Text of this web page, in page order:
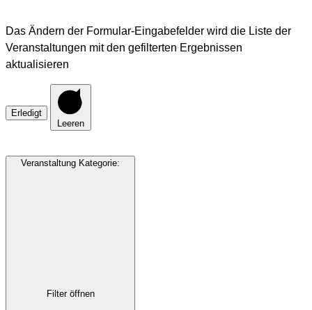
Das Ändern der Formular-Eingabefelder wird die Liste der
Veranstaltungen mit den gefilterten Ergebnissen
aktualisieren
Erledigt
Leeren
Veranstaltung Kategorie:
Filter öffnen